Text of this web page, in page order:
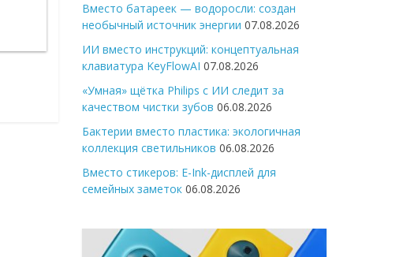
Вместо батареек — водоросли: создан
необычный источник энергии 07.08.2026
ИИ вместо инструкций: концептуальная
клавиатура KeyFlowAI 07.08.2026
«Умная» щётка Philips с ИИ следит за
качеством чистки зубов 06.08.2026
Бактерии вместо пластика: экологичная
коллекция светильников 06.08.2026
Вместо стикеров: E-Ink-дисплей для
семейных заметок 06.08.2026